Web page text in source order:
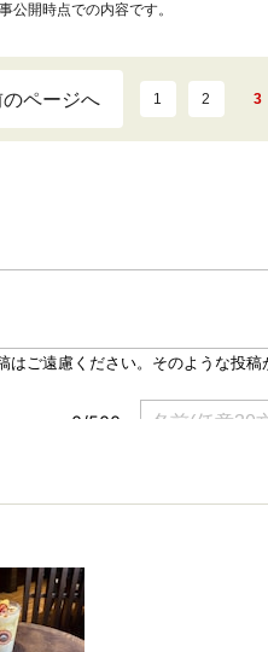
開時点での内容です。
のページへ 1 2 3